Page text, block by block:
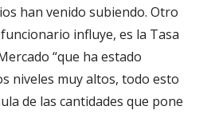
han venido subiendo. Otro
influye, es la Tasa
“que ha estado
niveles muy altos, todo esto
de las cantidades que pone